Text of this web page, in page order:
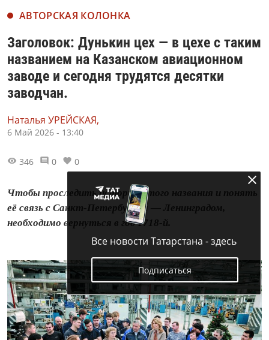
АВТОРСКАЯ КОЛОНКА
Заголовок: Дунькин цех — в цехе с таким
названием на Казанском авиационном
заводе и сегодня трудятся десятки
заводчан.
Наталья УРЕЙСКАЯ,
6 Май 2026 - 13:40
346 0 0
Чтобы проследить историю этого названия и понять
её связь с Санкт-Петербургом — Ленинградом,
необходимо вернуться в год 1718-й.
Все новости Татарстана - здесь
Подписаться